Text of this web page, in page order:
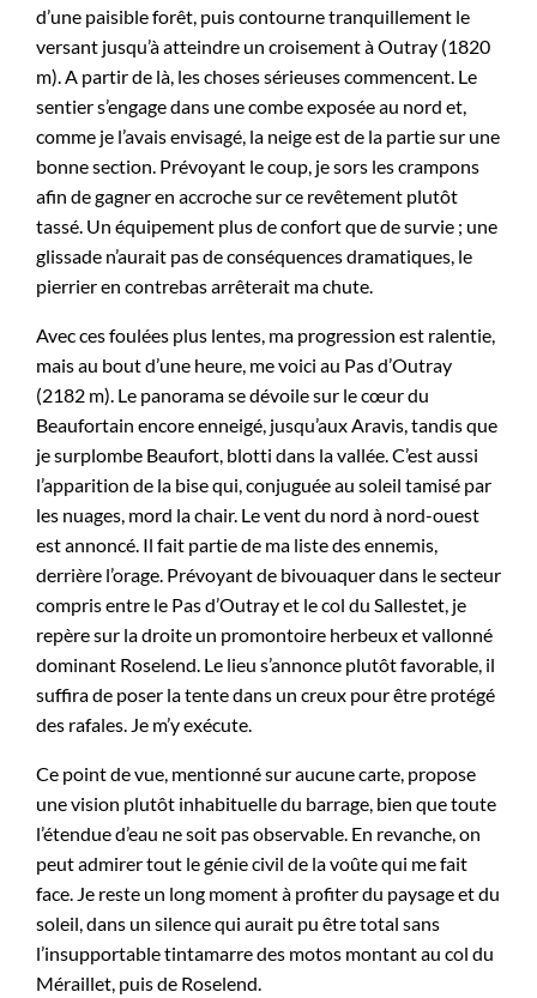
d’une paisible forêt, puis contourne tranquillement le
versant jusqu’à atteindre un croisement à Outray (1820
m). A partir de là, les choses sérieuses commencent. Le
sentier s’engage dans une combe exposée au nord et,
comme je l’avais envisagé, la neige est de la partie sur une
bonne section. Prévoyant le coup, je sors les crampons
afin de gagner en accroche sur ce revêtement plutôt
tassé. Un équipement plus de confort que de survie ; une
glissade n’aurait pas de conséquences dramatiques, le
pierrier en contrebas arrêterait ma chute.
Avec ces foulées plus lentes, ma progression est ralentie,
mais au bout d’une heure, me voici au Pas d’Outray
(2182 m). Le panorama se dévoile sur le cœur du
Beaufortain encore enneigé, jusqu’aux Aravis, tandis que
je surplombe Beaufort, blotti dans la vallée. C’est aussi
l’apparition de la bise qui, conjuguée au soleil tamisé par
les nuages, mord la chair. Le vent du nord à nord-ouest
est annoncé. Il fait partie de ma liste des ennemis,
derrière l’orage. Prévoyant de bivouaquer dans le secteur
compris entre le Pas d’Outray et le col du Sallestet, je
repère sur la droite un promontoire herbeux et vallonné
dominant Roselend. Le lieu s’annonce plutôt favorable, il
suffira de poser la tente dans un creux pour être protégé
des rafales. Je m’y exécute.
Ce point de vue, mentionné sur aucune carte, propose
une vision plutôt inhabituelle du barrage, bien que toute
l’étendue d’eau ne soit pas observable. En revanche, on
peut admirer tout le génie civil de la voûte qui me fait
face. Je reste un long moment à profiter du paysage et du
soleil, dans un silence qui aurait pu être total sans
l’insupportable tintamarre des motos montant au col du
Méraillet, puis de Roselend.